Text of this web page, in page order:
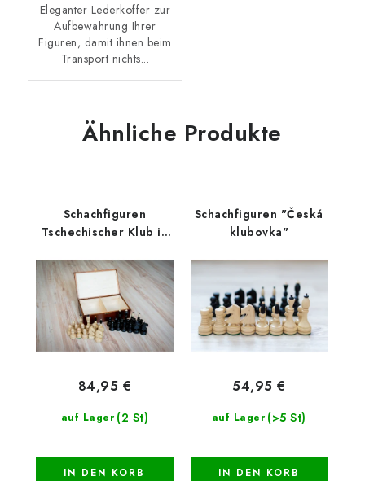
Eleganter Lederkoffer zur
Aufbewahrung Ihrer
Figuren, damit ihnen beim
Transport nichts...
Ähnliche Produkte
Schachfiguren
Tschechischer Klub in
auf Lager (2 St)
84,95 €
IN DEN KORB
Schachfiguren "Česká
klubovka"
auf Lager (>5 St)
54,95 €
IN DEN KORB